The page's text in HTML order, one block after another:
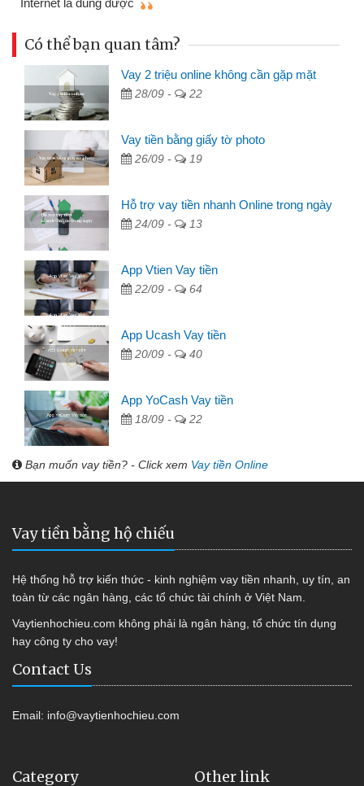
Có thể bạn quan tâm?
Vay 2 triệu online không cần gặp mặt
28/09 - 22
Vay tiền bằng giấy tờ photo
26/09 - 19
Hỗ trợ vay tiền nhanh Online trong ngày
24/09 - 13
App Vtien Vay tiền
22/09 - 64
App Ucash Vay tiền
20/09 - 40
App YoCash Vay tiền
18/09 - 22
Bạn muốn vay tiền? - Click xem Vay tiền Online
Vay tiền bằng hộ chiếu
Hệ thống hỗ trợ kiến thức - kinh nghiệm vay tiền nhanh, uy tín, an
toàn từ các ngân hàng, các tổ chức tài chính ở Việt Nam.
Vaytienhochieu.com không phải là ngân hàng, tổ chức tín dụng
hay công ty cho vay!
Contact Us
Email: info@vaytienhochieu.com
Category Other link